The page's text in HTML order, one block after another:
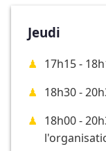
Jeudi
17h15 -
18h30 -
18h00 -